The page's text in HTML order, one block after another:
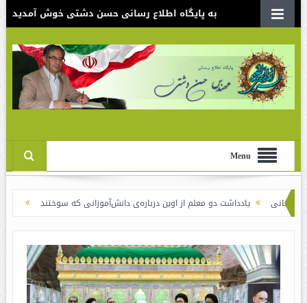
به پایگاه اطلاع رسانی حسن دشتی خوش آمدید
Menu
یادداشت دو معلم از اوین درباره‌ی دانش‌آموزانی که سوختند نقدی بر سند الگوی